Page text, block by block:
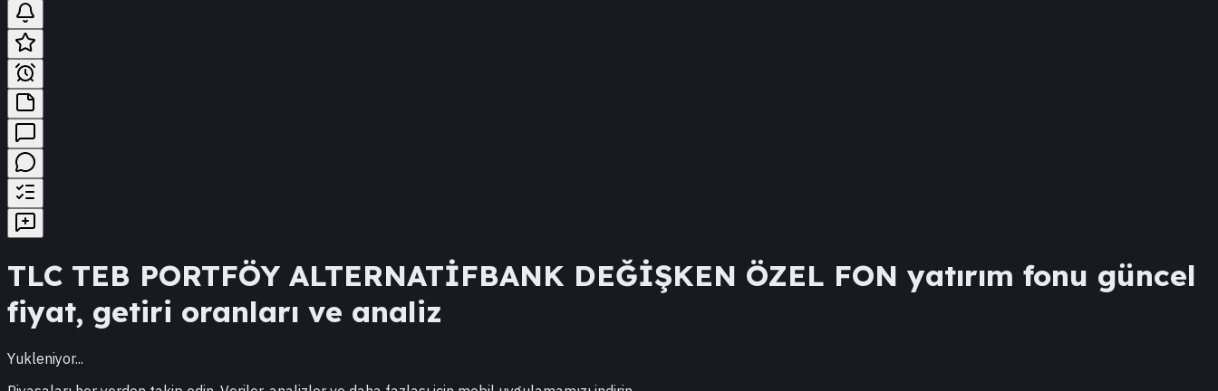
TLC TEB PORTFÖY ALTERNATİFBANK DEĞİŞKEN ÖZEL FON yatırım fonu güncel
fiyat, getiri oranları ve analiz
Yukleniyor...